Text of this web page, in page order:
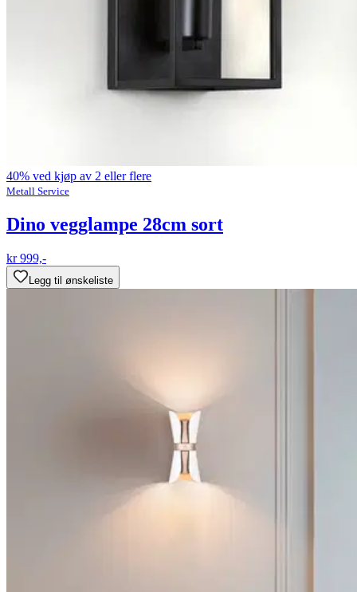
40% ved kjøp av 2 eller flere
Metall Service
Dino vegglampe 28cm sort
kr 999,-
Legg til ønskeliste